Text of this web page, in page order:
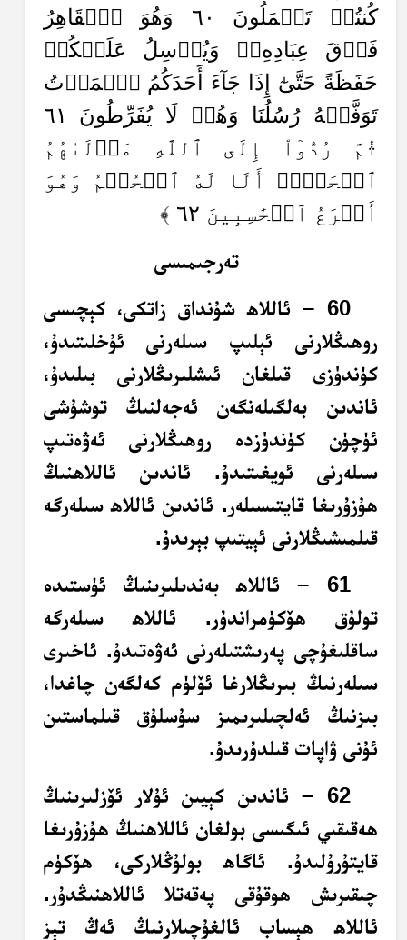
كُنتُمۡ تَعۡمَلُونَ ٦٠ وَهُوَ ٱلۡقَاهِرُ
فَوۡقَ عِبَادِهِۦۖ وَيُرۡسِلُ عَلَيۡكُمۡ
حَفَظَةً حَتَّىٰٓ إِذَا جَآءَ أَحَدَكُمُ ٱلۡمَوۡتُ
تَوَفَّتۡهُ رُسُلُنَا وَهُمۡ لَا يُفَرِّطُونَ ٦١
ثُمَّ رُدُّوٓاْ إِلَى ٱللَّهِ مَوۡلَىٰهُمُ
ٱلۡحَقِّۚ أَلَا لَهُ ٱلۡحُكۡمُ وَهُوَ
أَسۡرَعُ ٱلۡحَٰسِبِينَ ٦٢ ﴾
تەرجىمىسى
60 – ئاللاھ شۇنداق زاتكى، كېچىسى
روھىڭلارنى ئېلىپ سىلەرنى ئۇخلىتىدۇ،
كۈندۈزى قىلغان ئىشلىرىڭلارنى بىلىدۇ،
ئاندىن بەلگىلەنگەن ئەجەلنىڭ توشۇشى
ئۈچۈن كۈندۈزدە روھىڭلارنى ئەۋەتىپ
سىلەرنى ئويغىتىدۇ. ئاندىن ئاللاھنىڭ
ھۇزۇرىغا قايتىسىلەر. ئاندىن ئاللاھ سىلەرگە
قىلمىشىڭلارنى ئېيتىپ بېرىدۇ.
61 – ئاللاھ بەندىلىرىنىڭ ئۈستىدە
تولۇق ھۆكۈمراندۇر. ئاللاھ سىلەرگە
ساقلىغۇچى پەرىشتىلەرنى ئەۋەتىدۇ. ئاخىرى
سىلەرنىڭ بىرىڭلارغا ئۆلۈم كەلگەن چاغدا،
بىزنىڭ ئەلچىلىرىمىز سۇسلۇق قىلماستىن
ئۇنى ۋاپات قىلدۇرىدۇ.
62 – ئاندىن كېيىن ئۇلار ئۆزلىرىنىڭ
ھەقىقىي ئىگىسى بولغان ئاللاھنىڭ ھۇزۇرىغا
قايتۇرۇلىدۇ. ئاگاھ بولۇڭلاركى، ھۆكۈم
چىقىرىش ھوقۇقى پەقەتلا ئاللاھنىڭدۇر.
ئاللاھ ھېساب ئالغۇچىلارنىڭ ئەڭ تېز